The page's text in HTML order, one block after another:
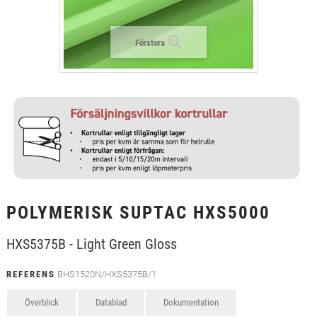
Förstora
POLYMERISK SUPTAC HXS5000
HXS5375B - Light Green Gloss
REFERENS BHS1520N/HXS5375B/1
Överblick Datablad Dokumentation